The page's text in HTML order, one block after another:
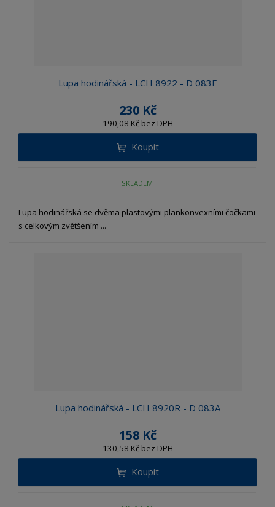
Lupa hodinářská - LCH 8922 - D 083E
230 Kč
190,08 Kč bez DPH
Koupit
SKLADEM
Lupa hodinářská se dvěma plastovými plankonvexními čočkami
s celkovým zvětšením ...
Lupa hodinářská - LCH 8920R - D 083A
158 Kč
130,58 Kč bez DPH
Koupit